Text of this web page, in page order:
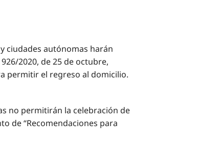
ciudades autónomas harán
2020, de 25 de octubre,
permitir el regreso al domicilio.
no permitirán la celebración de
de “Recomendaciones para